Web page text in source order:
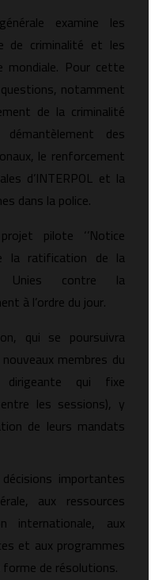
examine les
de criminalité et les
mondiale. Pour cette
notamment
de la criminalité
des
le renforcement
d’INTERPOL et la
dans la police.
pilote ‘’Notice
la ratification de la
Unies contre la
à l’ordre du jour.
qui se poursuivra
membres du
dirigeante qui fixe
les sessions), y
de leurs mandats
importantes
aux ressources
internationale, aux
et aux programmes
de résolutions.